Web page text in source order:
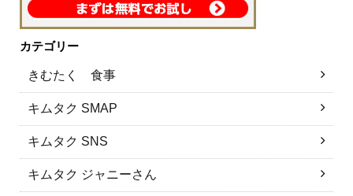
カテゴリー
きむたく 食事
キムタク SMAP
キムタク SNS
キムタク ジャニーさん